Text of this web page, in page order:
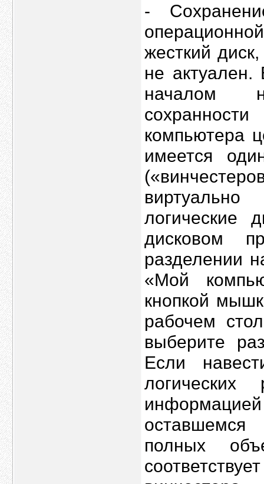
-
жесткий
не актуален.
началом
компьютера
имеется
логические
дисковом
разделении
«Мой
кнопкой
рабочем
выберите
Если
оставшемся
полных